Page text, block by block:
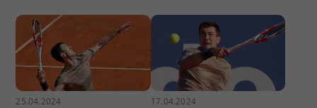
25.04.2024 17.04.2024